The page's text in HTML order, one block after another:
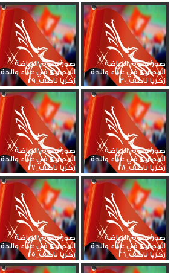
صور نجوم الرياضة
المصرية في عزاء والدة
زكريا ناصف_30
صور نجوم الرياضة
المصرية في عزاء والدة
زكريا ناصف_29
صور نجوم الرياضة
المصرية في عزاء والدة
زكريا ناصف_28
صور نجوم الرياضة
المصرية في عزاء والدة
زكريا ناصف_27
صور نجوم الرياضة
المصرية في عزاء والدة
زكريا ناصف_26
صور نجوم الرياضة
المصرية في عزاء والدة
زكريا ناصف_25